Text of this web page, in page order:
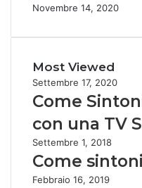
Novembre 14, 2020
Most Viewed
Settembre 17, 2020
Come
con una TV
Settembre 1, 2018
Come
Febbraio 16, 2019